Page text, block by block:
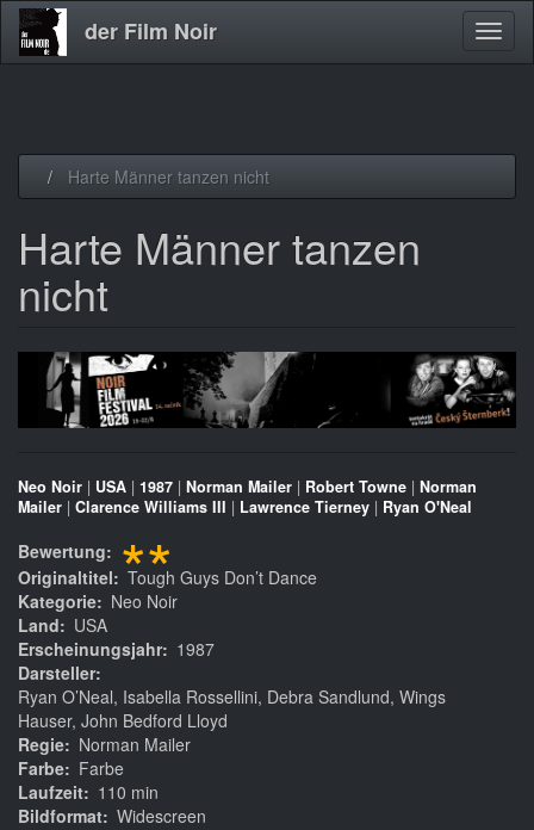
der Film Noir
Harte Männer tanzen nicht
Harte Männer tanzen
nicht
Neo Noir | USA | 1987 | Norman Mailer | Robert Towne | Norman
Mailer | Clarence Williams III | Lawrence Tierney | Ryan O'Neal
Bewertung **
Originaltitel
Tough Guys Don’t Dance
Kategorie
Neo Noir
Land
USA
Erscheinungsjahr
1987
Darsteller
Ryan O’Neal, Isabella Rossellini, Debra Sandlund, Wings
Hauser, John Bedford Lloyd
Regie
Norman Mailer
Farbe
Farbe
Laufzeit
110 min
Bildformat Widescreen